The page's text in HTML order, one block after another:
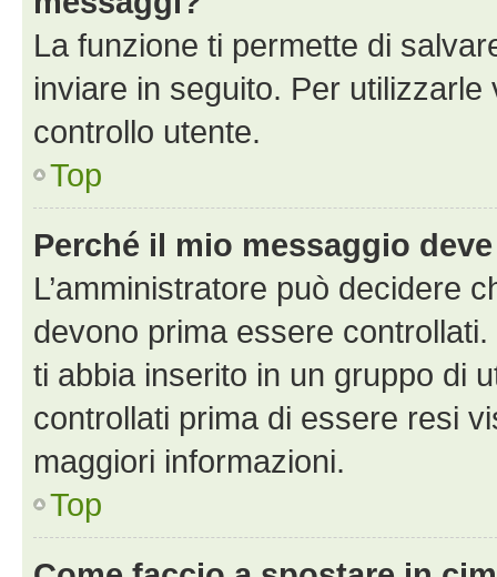
La funzione ti permette di
inviare in seguito. Per utilizzarle
controllo utente.
Top
Perché il mio messaggio
L’amministratore può decidere
devono prima essere
ti abbia inserito in un gruppo di
controllati prima di essere resi
maggiori informazioni.
Top